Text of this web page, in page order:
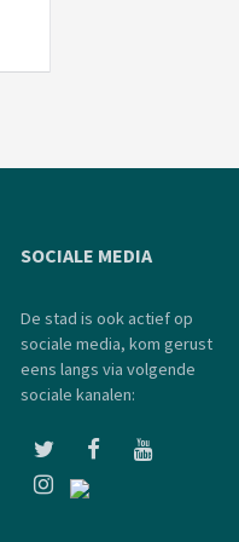
SOCIALE MEDIA
De stad is ook actief op
sociale media, kom gerust
eens langs via volgende
sociale kanalen: